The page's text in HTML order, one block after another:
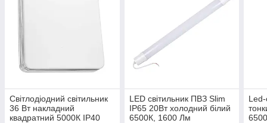
Світлодіодний світильник
36 Вт накладний
квадратний 5000К IP40
LED світильник ПВЗ Slim
IP65 20Вт холодний білий
6500К, 1600 Лм
Led-